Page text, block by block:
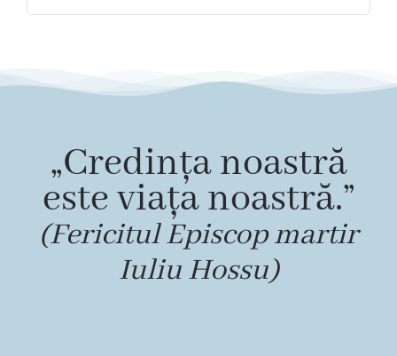
„Credința noastră
este viața noastră.”
(Fericitul Episcop martir
Iuliu Hossu)